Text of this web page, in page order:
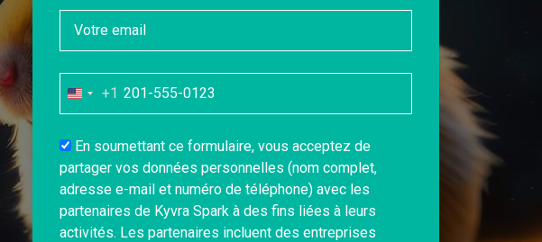
United
States
+1
+1
En soumettant ce formulaire, vous acceptez de
partager vos données personnelles (nom complet,
adresse e-mail et numéro de téléphone) avec les
partenaires de Kyvra Spark à des fins liées à leurs
activités. Les partenaires incluent des entreprises